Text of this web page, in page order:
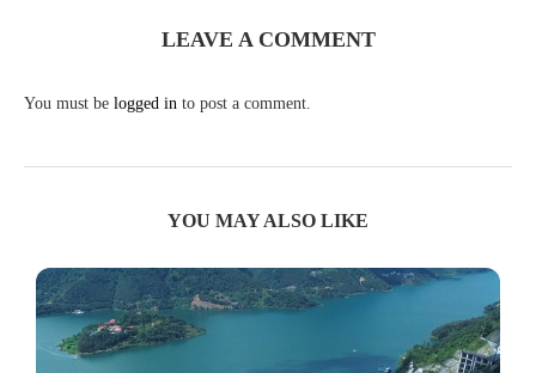
LEAVE A COMMENT
You must be logged in to post a comment.
YOU MAY ALSO LIKE